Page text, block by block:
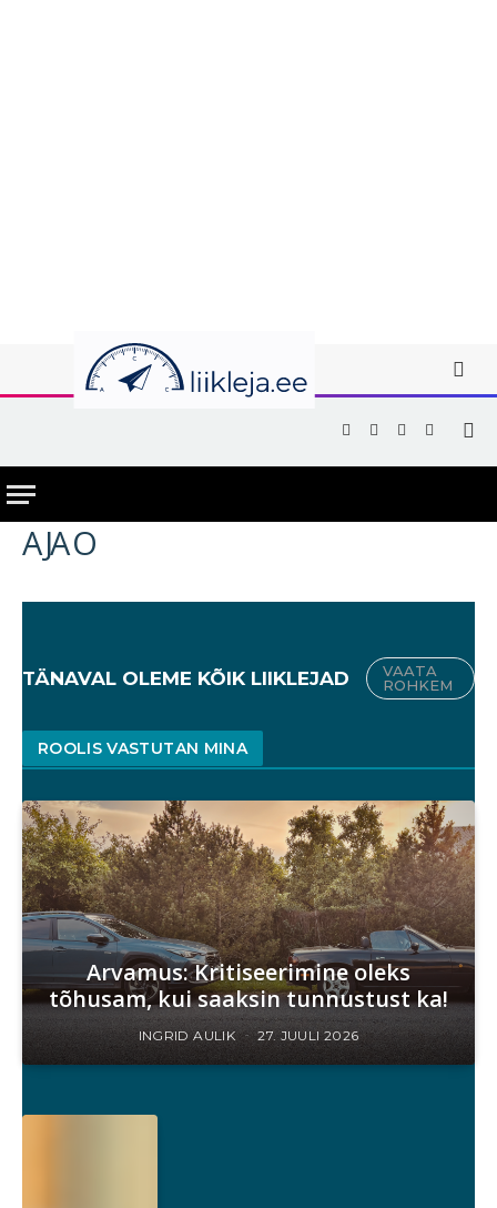
Facebook
X
(Twitter)
Instagram
YouTube
A JA O
TÄNAVAL OLEME KÕIK LIIKLEJAD
VAATA
ROHKEM
ROOLIS VASTUTAN MINA
Arvamus: Kritiseerimine oleks
tõhusam, kui saaksin tunnustust ka!
INGRID AULIK 27. JUULI 2026